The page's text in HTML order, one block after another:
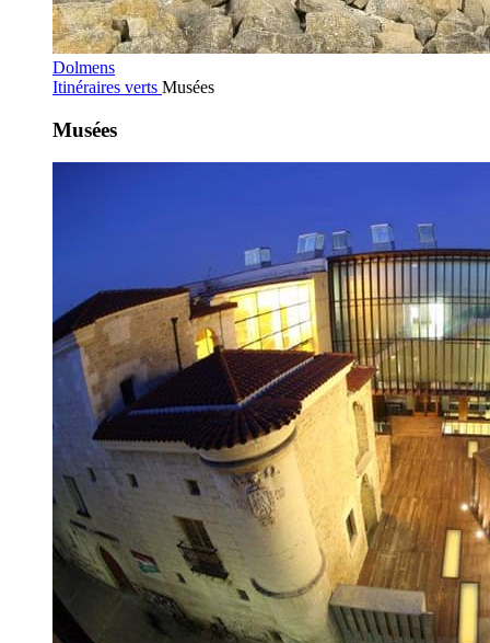
Dolmens
Itinéraires verts Musées
Musées